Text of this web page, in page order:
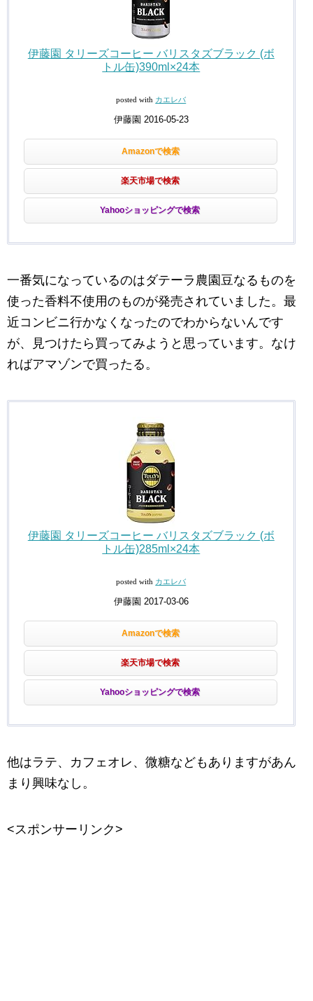
伊藤園 タリーズコーヒー バリスタズブラック (ボ
トル缶)390ml×24本
posted with カエレバ
伊藤園 2016-05-23
Amazonで検索
楽天市場で検索
Yahooショッピングで検索
一番気になっているのはダテーラ農園豆なるものを
使った香料不使用のものが発売されていました。最
近コンビニ行かなくなったのでわからないんです
が、見つけたら買ってみようと思っています。なけ
ればアマゾンで買ったる。
伊藤園 タリーズコーヒー バリスタズブラック (ボ
トル缶)285ml×24本
posted with カエレバ
伊藤園 2017-03-06
Amazonで検索
楽天市場で検索
Yahooショッピングで検索
他はラテ、カフェオレ、微糖などもありますがあん
まり興味なし。
<スポンサーリンク>